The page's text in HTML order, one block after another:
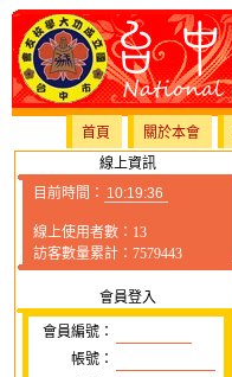
首頁 關於本會
線上資訊
目前時間：
線上使用者數：13
訪客數量累計：7579443
會員登入
會員編號：
帳號：